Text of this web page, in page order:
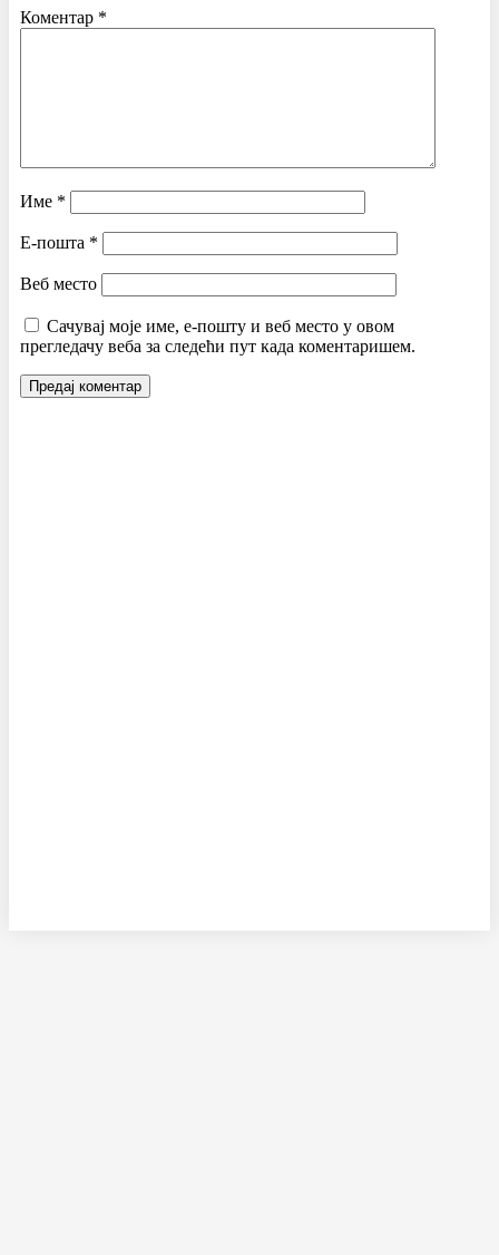
Коментар *
Име *
Е-пошта *
Веб место
Сачувај моје име, е-пошту и веб место у овом
прегледачу веба за следећи пут када коментаришем.